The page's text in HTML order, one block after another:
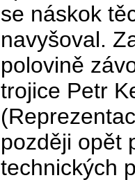
se náskok
navyšoval.
polovině
trojice Petr
později opět
technických